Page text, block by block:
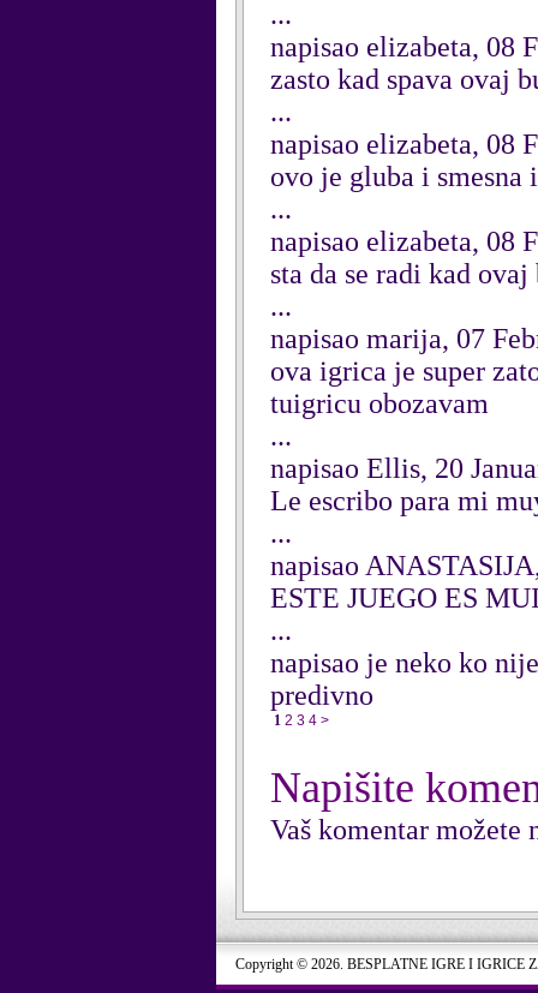
...
napisao elizabeta, 08
zasto kad spava ovaj
...
napisao elizabeta, 08
ovo je gluba i smesna
...
napisao elizabeta, 08
sta da se radi kad ovaj
...
napisao marija, 07
ova igrica je super
tuigricu obozavam
...
napisao Ellis, 20
Le escribo para mi
...
napisao
ESTE JUEGO ES
...
napisao je neko ko
predivno
1 2 3 4 >
Napišite
Vaš komentar možete
Copyright © 2026. BESPLATNE IGRE I IGRICE